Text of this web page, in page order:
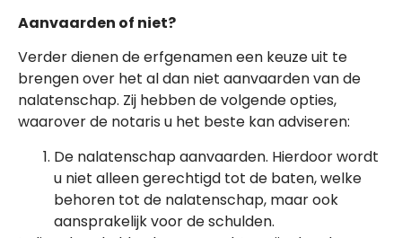
Aanvaarden of niet?
Verder dienen de erfgenamen een keuze uit te
brengen over het al dan niet aanvaarden van de
nalatenschap. Zij hebben de volgende opties,
waarover de notaris u het beste kan adviseren:
De nalatenschap aanvaarden. Hierdoor wordt
u niet alleen gerechtigd tot de baten, welke
behoren tot de nalatenschap, maar ook
aansprakelijk voor de schulden.